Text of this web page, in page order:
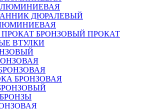
ДЮРАЛЕВЫЙ
БРОНЗОВЫЙ ПРОКАТ
ВТУЛКИ
БРОНЗОВАЯ